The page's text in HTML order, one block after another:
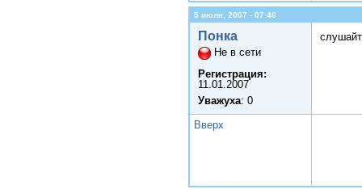
5 июля, 2007 - 07:46
Понка
Не в сети
Регистрация:
11.01.2007
Уважуха: 0
Вверх